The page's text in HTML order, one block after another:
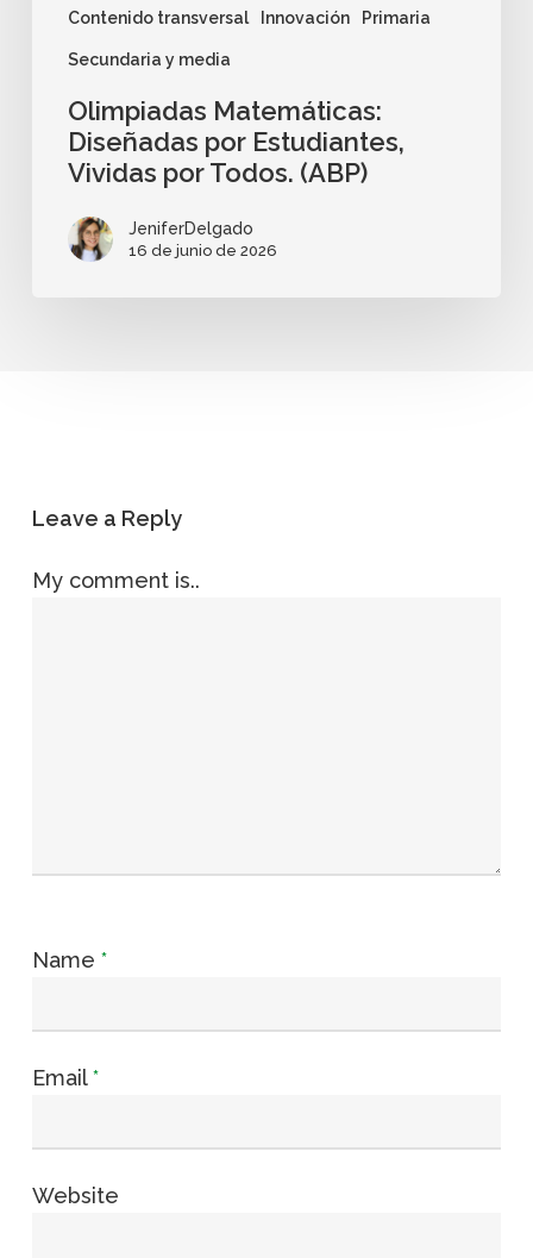
Contenido transversal Innovación Primaria
Secundaria y media
Olimpiadas Matemáticas:
Diseñadas por Estudiantes,
Vividas por Todos. (ABP)
JeniferDelgado
16 de junio de 2026
Leave a Reply
My comment is..
Name *
Email*
Website